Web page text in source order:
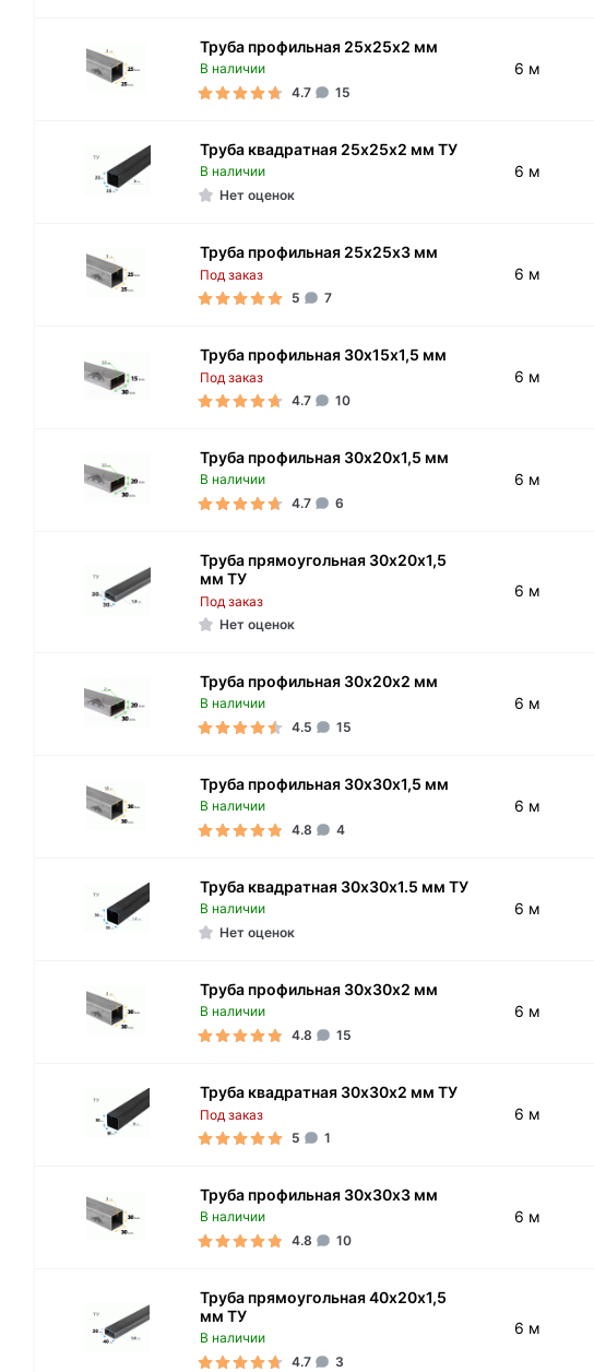
Труба профильная 25х25х2 мм
В наличии
4.7
15
6 м
Труба квадратная 25х25х2 мм ТУ
В наличии
Нет оценок
6 м
Труба профильная 25х25х3 мм
Под заказ
5
7
6 м
Труба профильная 30х15х1,5 мм
Под заказ
4.7
10
6 м
Труба профильная 30х20х1,5 мм
В наличии
4.7
6
6 м
Труба прямоугольная 30х20х1,5
мм ТУ
Под заказ
Нет оценок
6 м
Труба профильная 30х20х2 мм
В наличии
4.5
15
6 м
Труба профильная 30х30х1,5 мм
В наличии
4.8
4
6 м
Труба квадратная 30х30х1.5 мм ТУ
В наличии
Нет оценок
6 м
Труба профильная 30х30х2 мм
В наличии
4.8
15
6 м
Труба квадратная 30х30х2 мм ТУ
Под заказ
5
1
6 м
Труба профильная 30х30х3 мм
В наличии
4.8
10
6 м
Труба прямоугольная 40х20х1,5
мм ТУ
В наличии
4.7
3
6 м